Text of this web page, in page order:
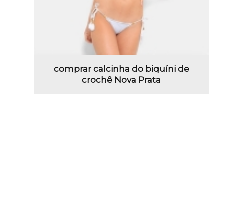
comprar calcinha do biquíni de
crochê Nova Prata